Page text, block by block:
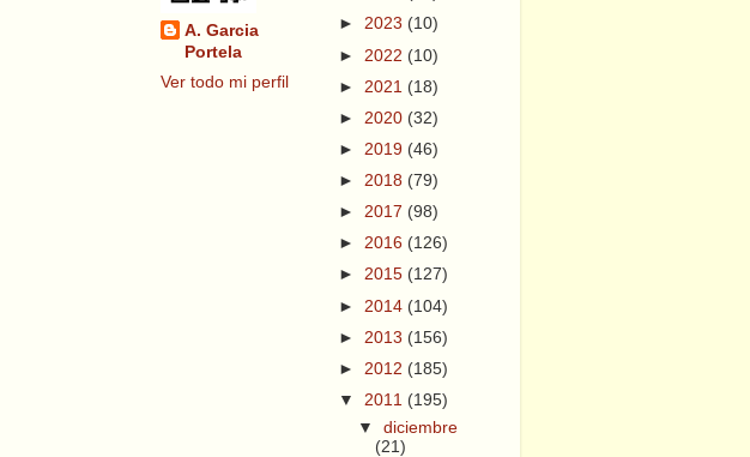
A. Garcia
Portela
Ver todo mi perfil
► 2023 (10)
► 2022 (10)
► 2021 (18)
► 2020 (32)
► 2019 (46)
► 2018 (79)
► 2017 (98)
► 2016 (126)
► 2015 (127)
► 2014 (104)
► 2013 (156)
► 2012 (185)
▼ 2011 (195)
▼diciembre
(21)